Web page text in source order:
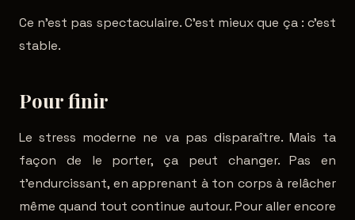
Ce n'est pas spectaculaire. C'est mieux que ça : c'est
stable.
Pour finir
Le stress moderne ne va pas disparaître. Mais ta
façon de le porter, ça peut changer. Pas en
t'endurcissant, en apprenant à ton corps à relâcher
même quand tout continue autour. Pour aller encore